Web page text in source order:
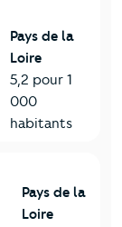
Pays de la
Loire
5,2 pour 1
000
habitants
Pays de la
Loire